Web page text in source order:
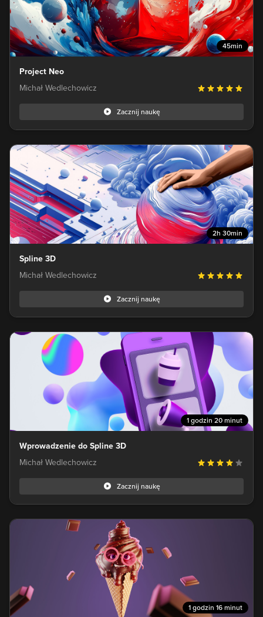
45min
Project Neo
Michał Wedlechowicz
Zacznij naukę
2h 30min
Spline 3D
Michał Wedlechowicz
Zacznij naukę
1 godzin 20 minut
Wprowadzenie do Spline 3D
Michał Wedlechowicz
Zacznij naukę
1 godzin 16 minut